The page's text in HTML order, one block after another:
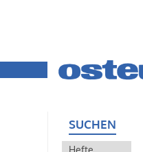
SUCHEN
Hefte